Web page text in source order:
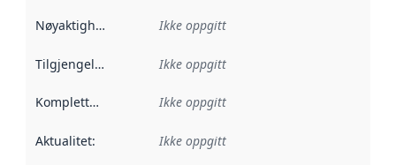
Nøyaktighet Ikke oppgitt
Tilgjengelighet Ikke oppgitt
Kompletthet Ikke oppgitt
Aktualitet: Ikke oppgitt